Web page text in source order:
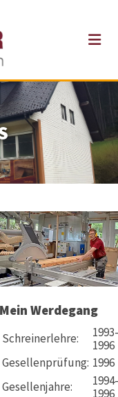
Mein Werdegang
Schreinerlehre:
1996
Gesellenprüfung: 1996
Gesellenjahre:
1996